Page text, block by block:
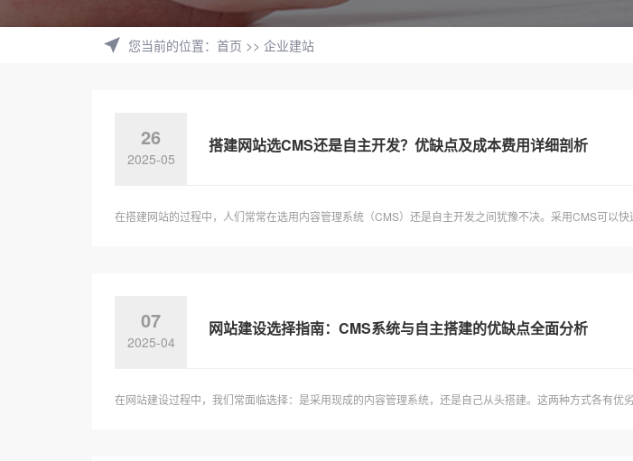
您当前的位置： 首页 >> 企业建站
26
2025-05
搭建网站选CMS还是自主开发？优缺点及成本费用详细剖析
在搭建网站的过程中，人们常常在选用内容管理系统（CMS）还是自主开发之间犹豫不决。采用CMS可以
07
2025-04
网站建设选择指南：CMS系统与自主搭建的优缺点全面分析
在网站建设过程中，我们常面临选择：是采用现成的内容管理系统，还是自己从头搭建。这两种方式各有优